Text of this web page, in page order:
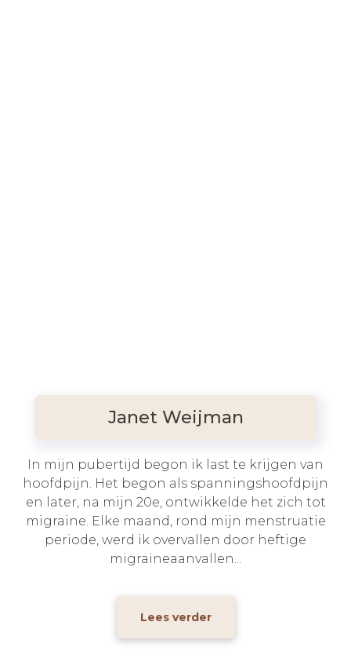
Janet Weijman
In mijn pubertijd begon ik last te krijgen van
hoofdpijn. Het begon als spanningshoofdpijn
en later, na mijn 20e, ontwikkelde het zich tot
migraine. Elke maand, rond mijn menstruatie
periode, werd ik overvallen door heftige
migraineaanvallen...
Lees verder